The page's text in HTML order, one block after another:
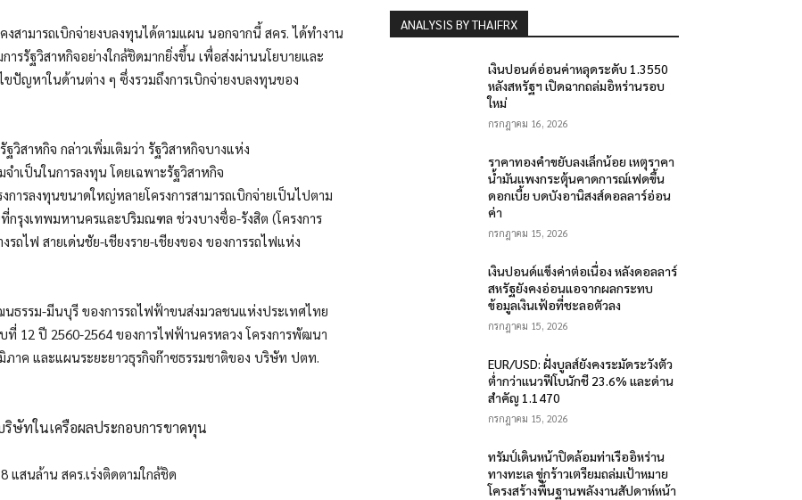
สามารถเบิกจ่ายงบลงทุนได้ตามแผน นอกจากนี้ สคร. ได้ทำงาน
รรัฐวิสาหกิจอย่างใกล้ชิดมากยิ่งขึ้น เพื่อส่งผ่านนโยบายและ
ปัญหาในด้านต่าง ๆ ซึ่งรวมถึงการเบิกจ่ายงบลงทุนของ
สาหกิจ กล่าวเพิ่มเติมว่า รัฐวิสาหกิจบางแห่ง
เป็นในการลงทุน โดยเฉพาะรัฐวิสาหกิจ
ารลงทุนขนาดใหญ่หลายโครงการสามารถเบิกจ่ายเป็นไปตาม
รุงเทพมหานครและปริมณฑล ช่วงบางซื่อ-รังสิต (โครงการ
ถไฟ สายเด่นชัย-เชียงราย-เชียงของ ของการรถไฟแห่ง
ธรรม-มีนบุรี ของการรถไฟฟ้าขนส่งมวลชนแห่งประเทศไทย
12 ปี 2560-2564 ของการไฟฟ้านครหลวง โครงการพัฒนา
าค และแผนระยะยาวธุรกิจก๊าซธรรมชาติของ บริษัท ปตท.
ษัทในเครือผลประกอบการขาดทุน
แสนล้าน สคร.เร่งติดตามใกล้ชิด
ANALYSIS BY THAIFRX
เงินปอนด์อ่อนค่าหลุดระดับ 1.3550
หลังสหรัฐฯ เปิดฉากถล่มอิหร่านรอบ
ใหม่
กรกฎาคม 16, 2026
ราคาทองคำขยับลงเล็กน้อย เหตุราคา
น้ำมันแพงกระตุ้นคาดการณ์เฟดขึ้น
ดอกเบี้ย บดบังอานิสงส์ดอลลาร์อ่อน
ค่า
กรกฎาคม 15, 2026
เงินปอนด์แข็งค่าต่อเนื่อง หลังดอลลาร์
สหรัฐยังคงอ่อนแอจากผลกระทบ
ข้อมูลเงินเฟ้อที่ชะลอตัวลง
กรกฎาคม 15, 2026
EUR/USD: ฝั่งบูลส์ยังคงระมัดระวังตัว
ต่ำกว่าแนวฟีโบนักชี 23.6% และด่าน
สำคัญ 1.1470
กรกฎาคม 15, 2026
ทรัมป์เดินหน้าปิดล้อมท่าเรืออิหร่าน
ทางทะเล ขู่กร้าวเตรียมถล่มเป้าหมาย
โครงสร้างพื้นฐานพลังงานสัปดาห์หน้า